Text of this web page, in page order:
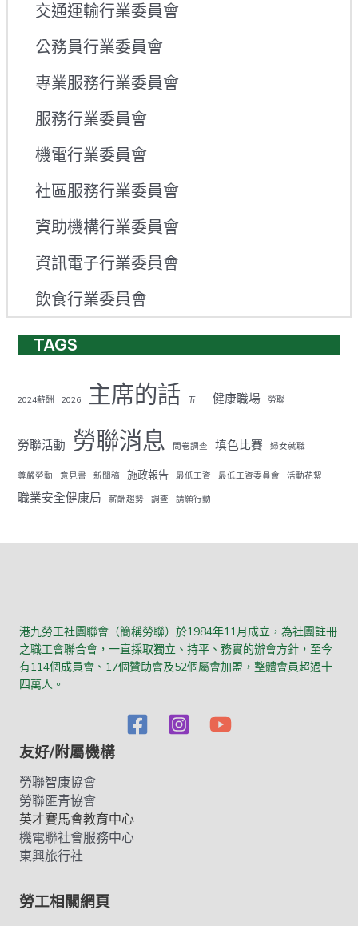
交通運輸行業委員會
公務員行業委員會
專業服務行業委員會
服務行業委員會
機電行業委員會
社區服務行業委員會
資助機構行業委員會
資訊電子行業委員會
飲食行業委員會
TAGS
2024薪酬 2026 主席的話 五一 健康職場 勞聯
勞聯活動 勞聯消息 問卷調查 填色比賽 婦女就職
尊嚴勞動 意見書 新聞稿 施政報告 最低工資 最低工資委員會 活動花絮
職業安全健康局 薪酬趨勢 調查 請願行動
港九勞工社團聯會（簡稱勞聯）於1984年11月成立，為社團註冊
之職工會聯合會，一直採取獨立、持平、務實的辦會方針，至今
有114個成員會、17個贊助會及52個屬會加盟，整體會員超過十
四萬人。
友好/附屬機構
勞聯智康協會
勞聯匯青協會
英才賽馬會教育中心
機電聯社會服務中心
東興旅行社
勞工相關網頁